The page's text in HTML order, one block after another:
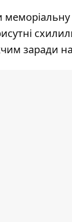
заради